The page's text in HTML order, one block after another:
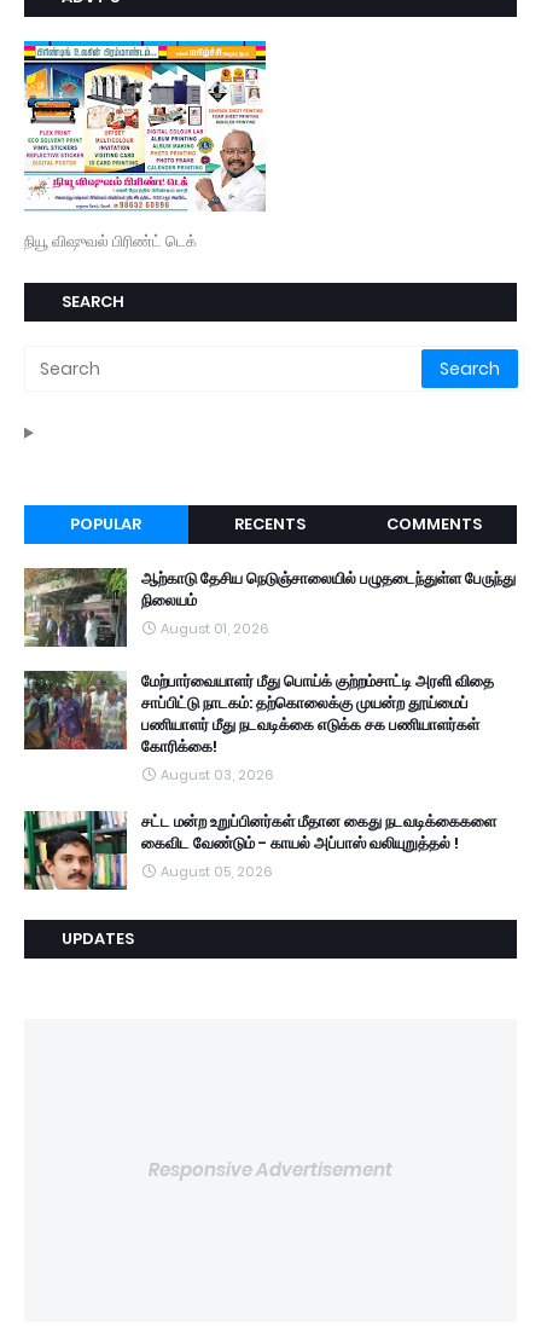
நியூ விஷுவல் பிரிண்ட் டெக்
SEARCH
POPULAR RECENTS COMMENTS
ஆற்காடு தேசிய நெடுஞ்சாலையில் பழுதடைந்துள்ள பேருந்து
நிலையம்
August 01, 2026
மேற்பார்வையாளர் மீது பொய்க் குற்றம்சாட்டி அரளி விதை
சாப்பிட்டு நாடகம்: தற்கொலைக்கு முயன்ற தூய்மைப்
பணியாளர் மீது நடவடிக்கை எடுக்க சக பணியாளர்கள்
கோரிக்கை!
August 03, 2026
சட்ட மன்ற உறுப்பினர்கள் மீதான கைது நடவடிக்கைகளை
கைவிட வேண்டும் - காயல் அப்பாஸ் வலியுறுத்தல் !
August 05, 2026
UPDATES
Responsive Advertisement